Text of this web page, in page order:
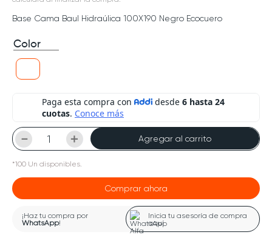
Base Cama Baul Hidraúlica 100X190 Negro Ecocuero
Color
＋
－ Agregar al carrito
*100 Un disponibles.
Comprar ahora
¡Haz tu compra por
WhatsApp!
Inicia tu asesoría de compra
aquí